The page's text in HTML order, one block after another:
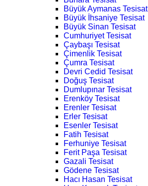
Büyük Aymanas Tesisat
Büyük İhsaniye Tesisat
Büyük Sinan Tesisat
Cumhuriyet Tesisat
Çaybaşı Tesisat
Çimenlik Tesisat
Çumra Tesisat
Devri Cedid Tesisat
Doğuş Tesisat
Dumlupınar Tesisat
Erenköy Tesisat
Erenler Tesisat
Erler Tesisat
Esenler Tesisat
Fatih Tesisat
Ferhuniye Tesisat
Ferit Paşa Tesisat
Gazali Tesisat
Gödene Tesisat
Hacı Hasan Tesisat